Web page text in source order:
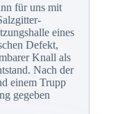
für uns mit
eines
Defekt,
Knall als
Nach der
einem Trupp
gegeben